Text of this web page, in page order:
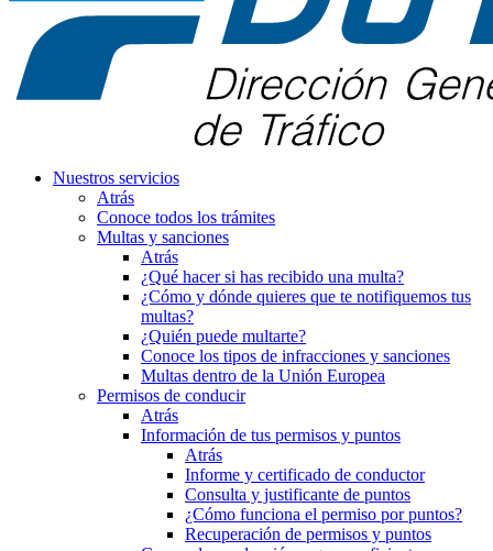
Nuestros servicios
Atrás
Conoce todos los trámites
Multas y sanciones
Atrás
¿Qué hacer si has recibido una multa?
¿Cómo y dónde quieres que te notifiquemos tus
multas?
¿Quién puede multarte?
Conoce los tipos de infracciones y sanciones
Multas dentro de la Unión Europea
Permisos de conducir
Atrás
Información de tus permisos y puntos
Atrás
Informe y certificado de conductor
Consulta y justificante de puntos
¿Cómo funciona el permiso por puntos?
Recuperación de permisos y puntos